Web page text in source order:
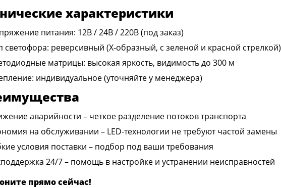
характеристики
питания: 12В / 24В / 220В (под заказ)
светофора: реверсивный (Х-образный, с зеленой и красной стрелкой)
матрицы: высокая яркость, видимость до 300 м
индивидуальное (уточняйте у менеджера)
аварийности – четкое разделение потоков транспорта
на обслуживании – LED-технологии не требуют частой замены
условия поставки – подбор под ваши требования
24/7 – помощь в настройке и устранении неисправностей
прямо сейчас!